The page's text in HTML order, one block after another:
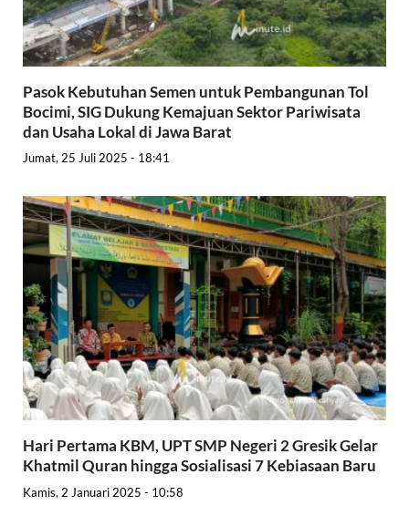
Pasok Kebutuhan Semen untuk Pembangunan Tol
Bocimi, SIG Dukung Kemajuan Sektor Pariwisata
dan Usaha Lokal di Jawa Barat
Jumat, 25 Juli 2025 - 18:41
Hari Pertama KBM, UPT SMP Negeri 2 Gresik Gelar
Khatmil Quran hingga Sosialisasi 7 Kebiasaan Baru
Kamis, 2 Januari 2025 - 10:58